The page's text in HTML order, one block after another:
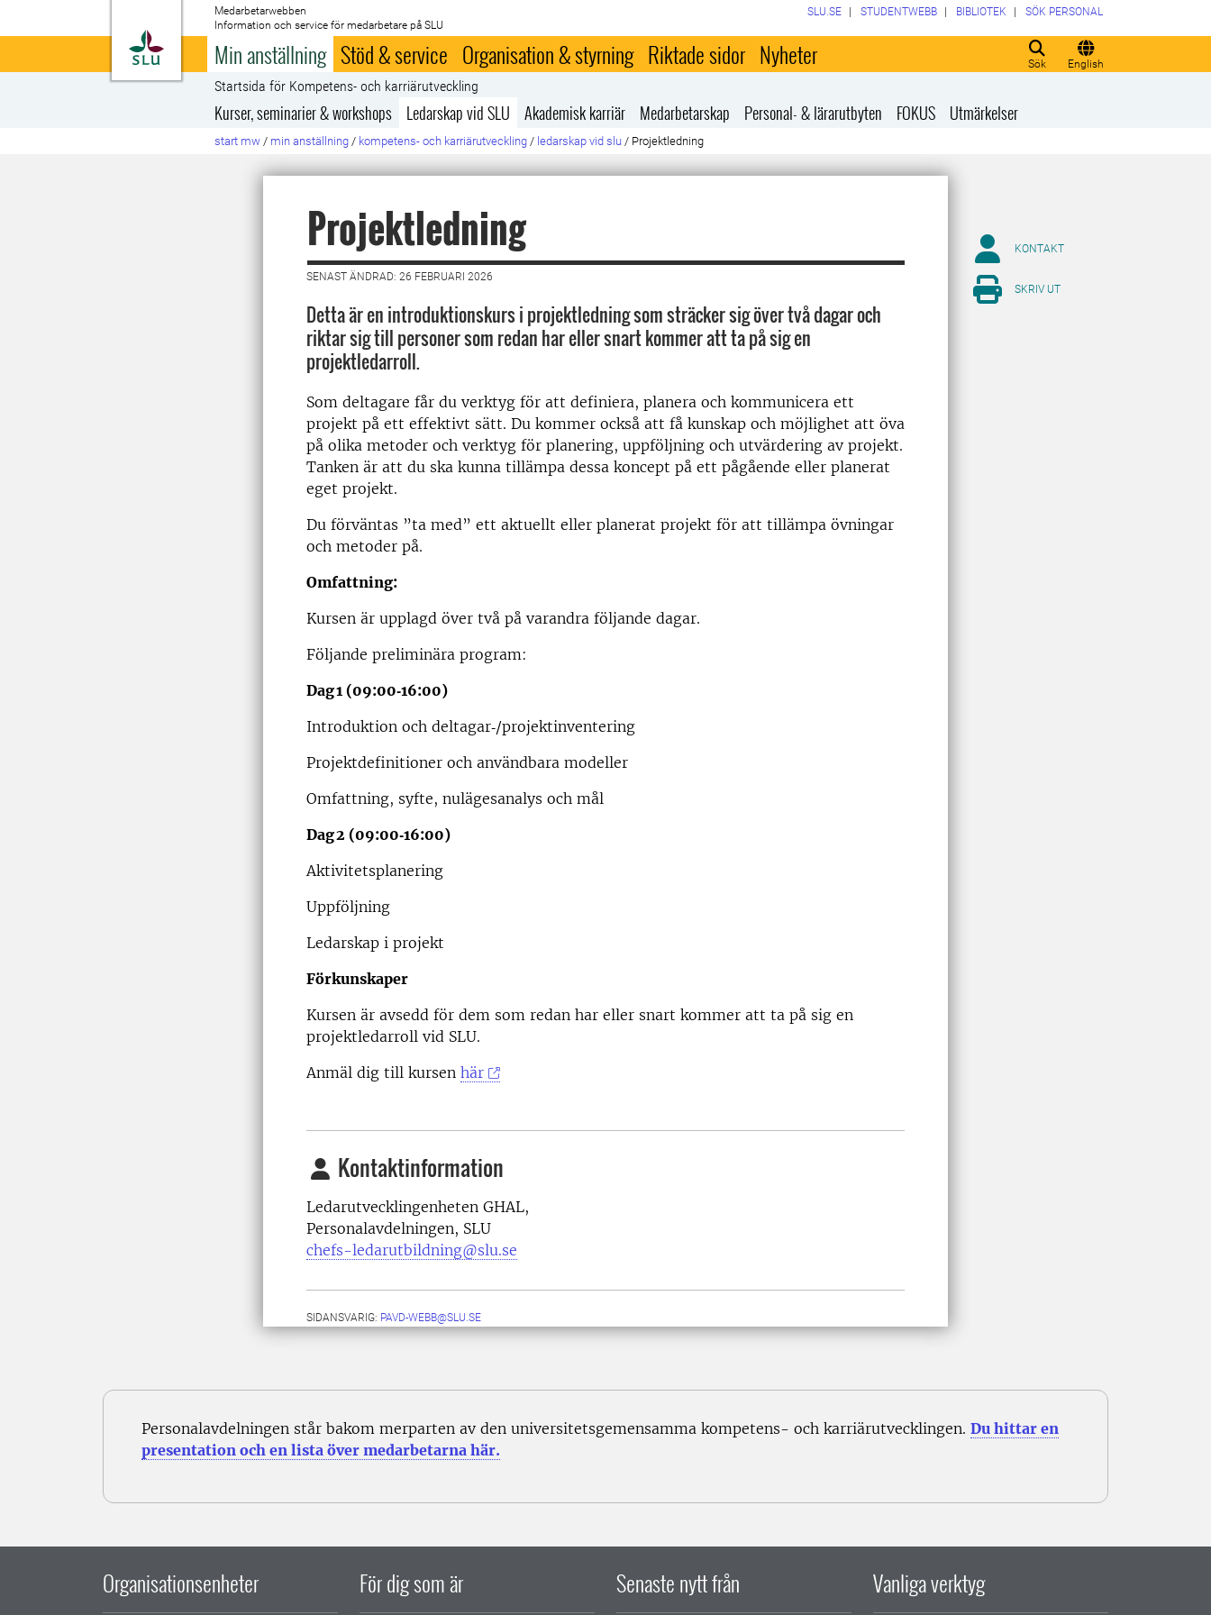
Till startsida
Medarbetarwebben
Information och service för medarbetare på SLU
Sök English
SLU.SE STUDENTWEBB BIBLIOTEK SÖK PERSONAL
Min anställning Stöd & service Organisation & styrning Riktade sidor Nyheter
Startsida för Kompetens- och karriärutveckling
Kurser, seminarier & workshops Ledarskap vid SLU Akademisk karriär Medarbetarskap Personal- & lärarutbyten FOKUS Utmärkelser
start mw / min anställning / kompetens- och karriärutveckling / ledarskap vid slu / Projektledning
Projektledning
SENAST ÄNDRAD: 26 FEBRUARI 2026
Detta är en introduktionskurs i projektledning som sträcker sig över två dagar och
riktar sig till personer som redan har eller snart kommer att ta på sig en
projektledarroll.
Som deltagare får du verktyg för att definiera, planera och kommunicera ett
projekt på ett effektivt sätt. Du kommer också att få kunskap och möjlighet att öva
på olika metoder och verktyg för planering, uppföljning och utvärdering av projekt.
Tanken är att du ska kunna tillämpa dessa koncept på ett pågående eller planerat
eget projekt.
Du förväntas ”ta med” ett aktuellt eller planerat projekt för att tillämpa övningar
och metoder på.
Omfattning:
Kursen är upplagd över två på varandra följande dagar.
Följande preliminära program:
Dag1 (09:00‑16:00)
Introduktion och deltagar‑/projektinventering
Projektdefinitioner och användbara modeller
Omfattning, syfte, nulägesanalys och mål
Dag2 (09:00‑16:00)
Aktivitetsplanering
Uppföljning
Ledarskap i projekt
Förkunskaper
Kursen är avsedd för dem som redan har eller snart kommer att ta på sig en
projektledarroll vid SLU.
Anmäl dig till kursen här
Kontaktinformation
Ledarutvecklingenheten GHAL,
Personalavdelningen, SLU
chefs-ledarutbildning@slu.se
SIDANSVARIG: PAVD-WEBB@SLU.SE
KONTAKT
SKRIV UT
Personalavdelningen står bakom merparten av den universitetsgemensamma kompetens- och karriärutvecklingen. Du hittar en
presentation och en lista över medarbetarna här.
Organisationsenheter För dig som är Senaste nytt från Vanliga verktyg